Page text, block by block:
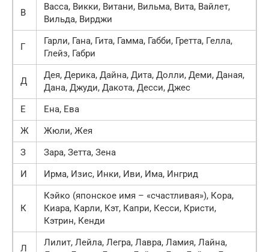
В
Васса, Викки, Витани, Вильма, Вита, Вайлет,
Вильда, Вирджи
Г
Гарли, Гана, Гита, Гамма, Габби, Гретта, Гелла,
Глейз, Габри
Д
Дея, Дерика, Дайна, Дита, Долли, Деми, Даная,
Дана, Джуди, Дакота, Десси, Джес
Е
Ена, Ева
Ж
Жюли, Жея
З
Зара, Зетта, Зена
И
Ирма, Изис, Инки, Иви, Има, Ингрид
К
Кэйко (японское имя – «счастливая»), Кора,
Киара, Карли, Кэт, Капри, Кесси, Кристи,
Кэтрин, Кенди
Л
Лилит, Лейла, Легра, Лавра, Ламия, Лайна,